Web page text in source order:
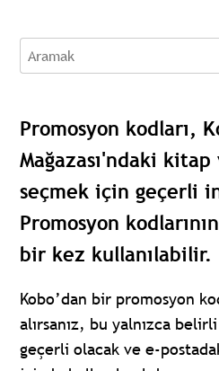
Aramak
Promosyon kodları,
Mağazası'ndaki
seçmek için geçerli
Promosyon
bir kez kullanılabilir.
Kobo’dan bir promosyon
alırsanız, bu yalnızca
geçerli olacak ve e-